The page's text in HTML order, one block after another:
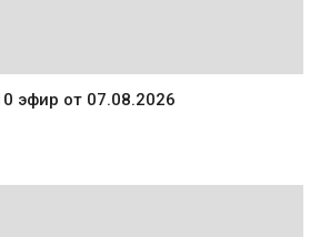
эфир от 07.08.2026